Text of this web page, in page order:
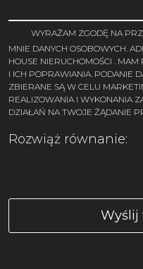
WYRAŻAM ZGODĘ NA
MNIE DANYCH OSOBOWYCH.
HOUSE NIERUCHOMOŚCI .
I ICH POPRAWIANIA. PODANIE
ZBIERANE SĄ W CELU
REALIZOWANIA I WYKONANIA
DZIAŁAŃ NA TWOJE ŻĄDANIE
Rozwiąż równanie: